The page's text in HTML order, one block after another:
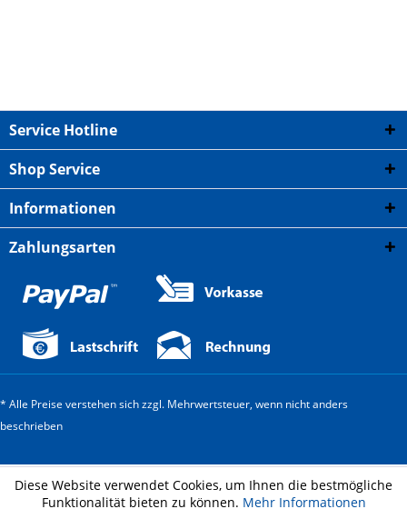
Service Hotline
Shop Service
Informationen
Zahlungsarten
* Alle Preise verstehen sich zzgl. Mehrwertsteuer, wenn nicht anders
beschrieben
Diese Website verwendet Cookies, um Ihnen die bestmögliche
Funktionalität bieten zu können. Mehr Informationen